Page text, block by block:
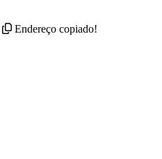
Endereço copiado!